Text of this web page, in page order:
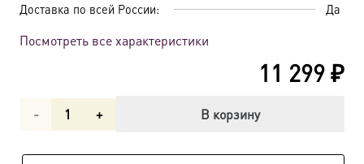
Доставка по всей России: Да
Посмотреть все характеристики
11 299₽
Количество
В корзину